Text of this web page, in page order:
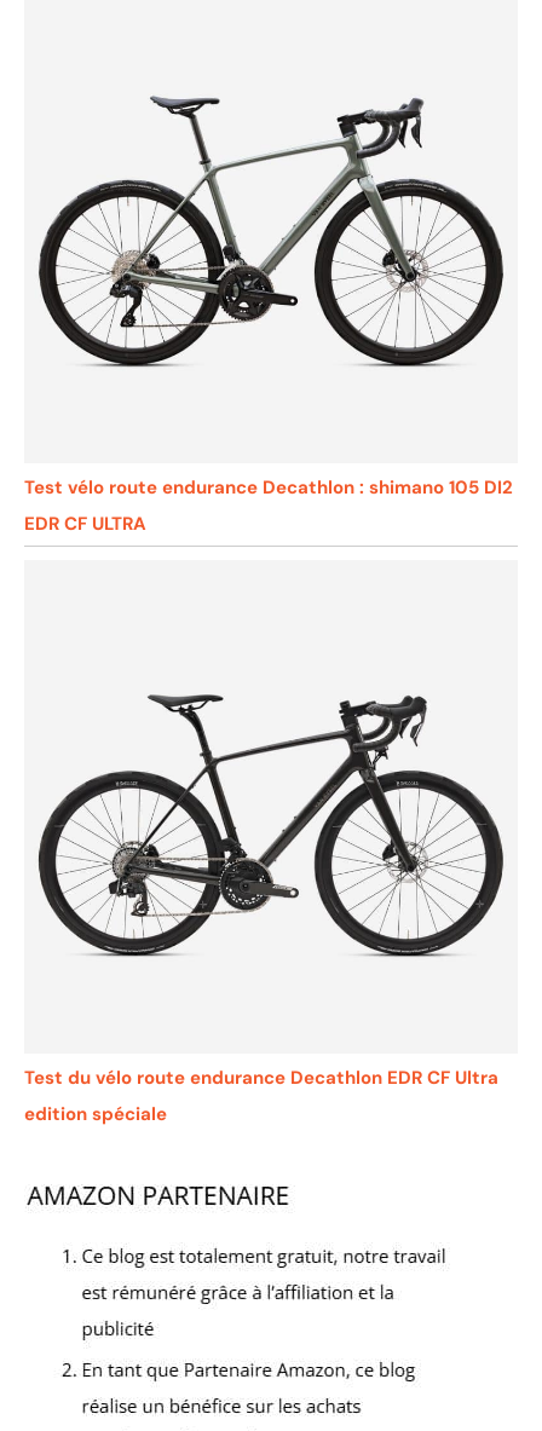
Test vélo route endurance Decathlon : shimano 105 DI2
EDR CF ULTRA
Test du vélo route endurance Decathlon EDR CF Ultra
edition spéciale